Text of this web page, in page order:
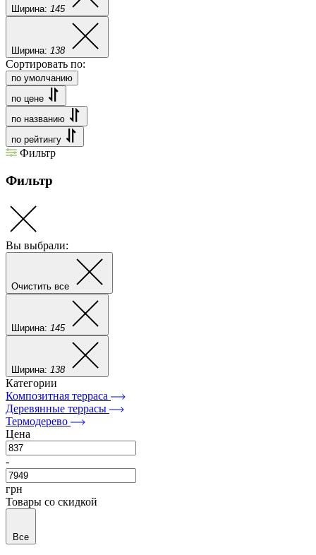
Ширина: 145
Ширина: 138
Сортировать по:
по умолчанию
по цене
по названию
по рейтингу
Фильтр
Фильтр
Вы выбрали:
Очистить все
Ширина: 145
Ширина: 138
Категории
Композитная терраса
Деревянные террасы
Термодерево
Цена
-
грн
Товары со скидкой
Все